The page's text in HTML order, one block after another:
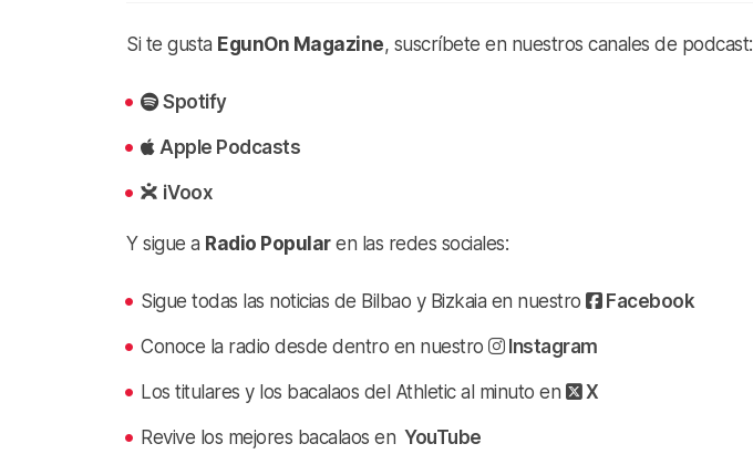
Si te gusta EgunOn Magazine, suscríbete en nuestros canales de podcast:
Spotify
Apple Podcasts
iVoox
Y sigue a Radio Popularen las redes sociales:
Sigue todas las noticias de Bilbao y Bizkaia en nuestro Facebook
Conoce la radio desde dentro en nuestro Instagram
Los titulares y los bacalaos del Athletic al minuto en X
Revive los mejores bacalaos en YouTube